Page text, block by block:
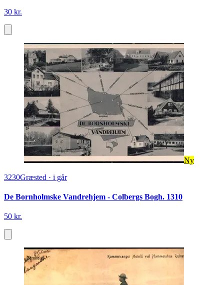
30 kr.
Ny
3230Græsted · i går
De Bornholmske Vandrehjem - Colbergs Bogh. 1310
50 kr.